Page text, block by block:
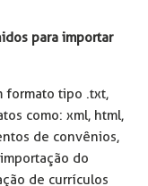
para importar
formato tipo .txt,
como: xml, html,
de convênios,
do
de currículos